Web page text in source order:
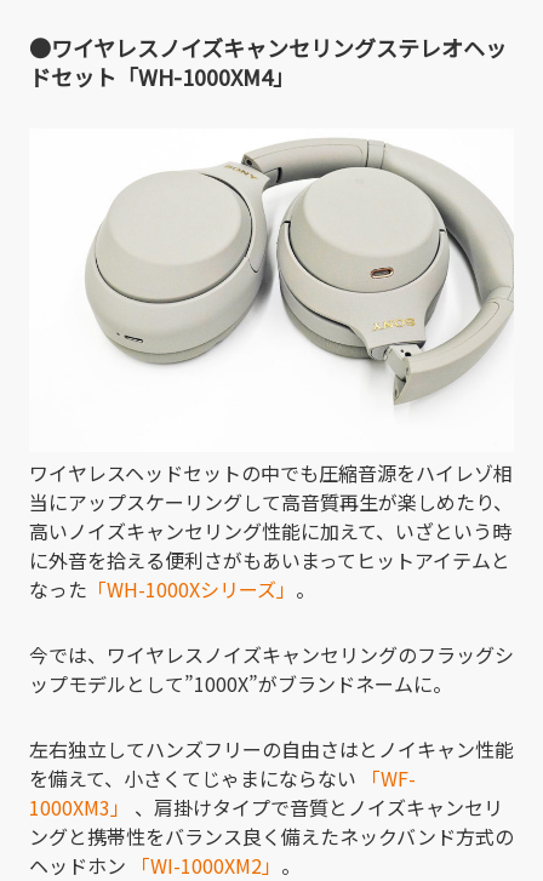
●ワイヤレスノイズキャンセリングステレオヘッ
ドセット「WH-1000XM4」
ワイヤレスヘッドセットの中でも圧縮音源をハイレゾ相
当にアップスケーリングして高音質再生が楽しめたり、
高いノイズキャンセリング性能に加えて、いざという時
に外音を拾える便利さがもあいまってヒットアイテムと
なった 「WH-1000Xシリーズ」 。
今では、ワイヤレスノイズキャンセリングのフラッグシ
ップモデルとして”1000X”がブランドネームに。
左右独立してハンズフリーの自由さはとノイキャン性能
を備えて、小さくてじゃまにならない
「WF-
1000XM3」
、肩掛けタイプで音質とノイズキャンセリ
ングと携帯性をバランス良く備えたネックバンド方式の
ヘッドホン
「WI-1000XM2」 。